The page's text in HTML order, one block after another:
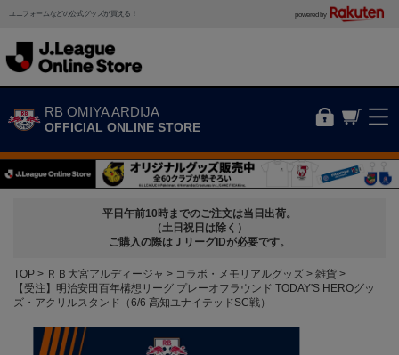
ユニフォームなどの公式グッズが買える！ powered by
RB OMIYA ARDIJA
OFFICIAL ONLINE STORE
平日午前10時までのご注文は当日出荷。
（土日祝日は除く）
ご購入の際はＪリーグIDが必要です。
TOP ＲＢ大宮アルディージャ コラボ・メモリアルグッズ
雑貨
【受注】明治安田百年構想リーグ プレーオフラウンド TODAY'S HEROグッ
ズ・アクリルスタンド（6/6 高知ユナイテッドSC戦）